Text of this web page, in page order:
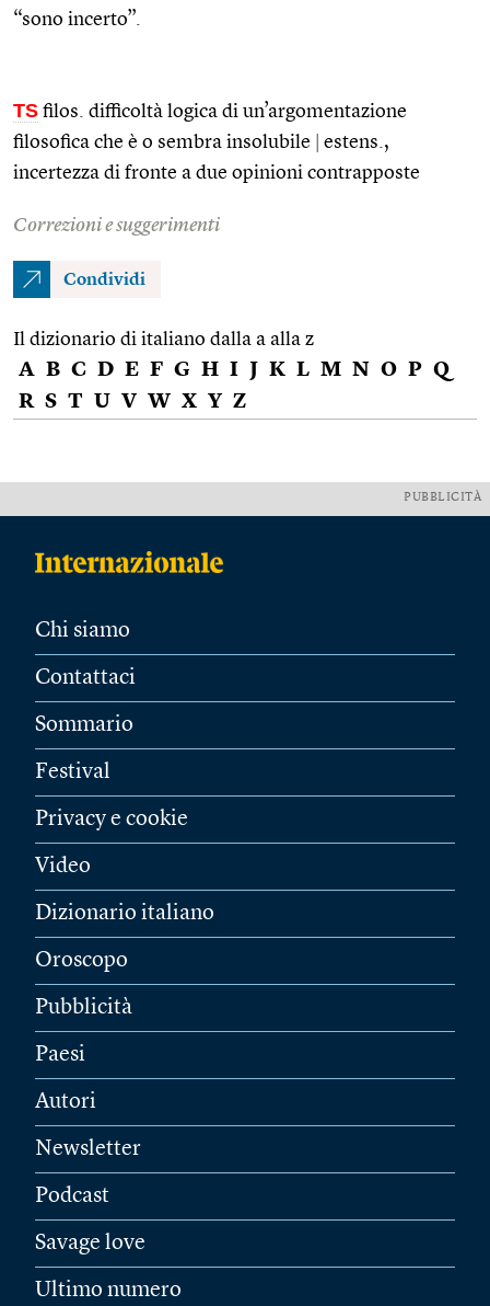
“sono incerto”.
TS filos. difficoltà logica di un’argomentazione
filosofica che è o sembra insolubile
estens.,
incertezza di fronte a due opinioni contrapposte
Correzioni e suggerimenti
Condividi
Il dizionario di italiano dalla a alla z
A B C D E F G H I J K L M N O P Q
R S T U V W X Y Z
PUBBLICITÀ
Chi siamo
Contattaci
Sommario
Festival
Privacy e cookie
Video
Dizionario italiano
Oroscopo
Pubblicità
Paesi
Autori
Newsletter
Podcast
Savage love
Ultimo numero